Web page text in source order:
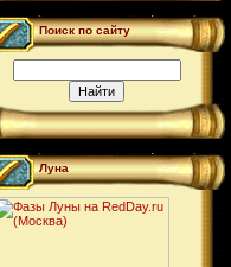
Поиск по сайту
Луна